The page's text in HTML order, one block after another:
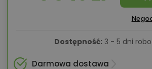
Dostępność: 3 - 5 dni
Darmowa dostawa